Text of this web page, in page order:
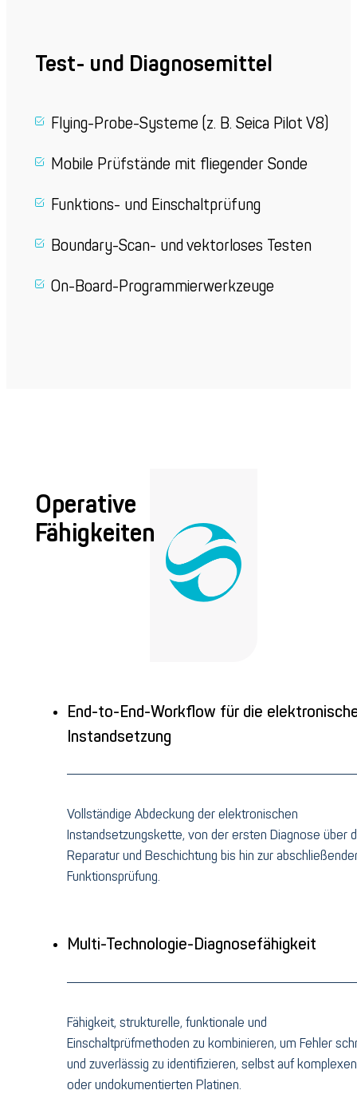
Test- und Diagnosemittel
Flying-Probe-Systeme (z. B. Seica Pilot V8)
Mobile Prüfstände mit fliegender Sonde
Funktions- und Einschaltprüfung
Boundary-Scan- und vektorloses Testen
On-Board-Programmierwerkzeuge
Operative
Fähigkeiten
End-to-End-Workflow für die
Instandsetzung
Vollständige Abdeckung der elektronischen
Instandsetzungskette, von der ersten Diagnose über
Reparatur und Beschichtung bis hin zur
Funktionsprüfung.
Multi-Technologie-Diagnosefähigkeit
Fähigkeit, strukturelle, funktionale und
Einschaltprüfmethoden zu kombinieren, um Fehler
und zuverlässig zu identifizieren, selbst auf komplexen
oder undokumentierten Platinen.